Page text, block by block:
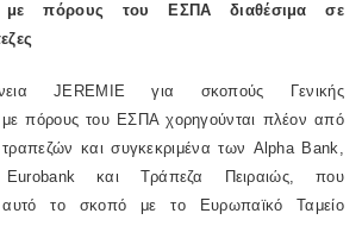
με πόρους του ΕΣΠΑ διαθέσιμα σε
JEREMIE για σκοπούς Γενικής
με πόρους του ΕΣΠΑ χορηγούνται πλέον από
και συγκεκριμένα των Alpha Bank,
και Τράπεζα Πειραιώς, που
αυτό το σκοπό με το Ευρωπαϊκό Ταμείο